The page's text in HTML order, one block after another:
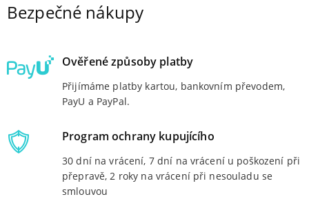
Bezpečné nákupy
Ověřené způsoby platby
Přijímáme platby kartou, bankovním převodem,
PayU a PayPal.
Program ochrany kupujícího
30 dní na vrácení, 7 dní na vrácení u poškození při
přepravě, 2 roky na vrácení při nesouladu se
smlouvou